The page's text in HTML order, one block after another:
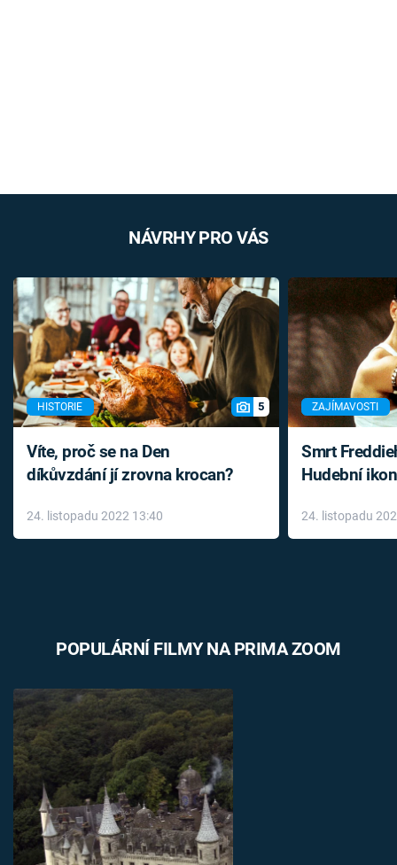
NÁVRHY PRO VÁS
HISTORIE 5
Víte, proč se na Den
díkůvzdání jí zrovna krocan?
24. listopadu 2022 13:40
ZAJÍMAVOSTI
Smrt
Hudební
léky
24. listopadu
POPULÁRNÍ FILMY NA PRIMA ZOOM